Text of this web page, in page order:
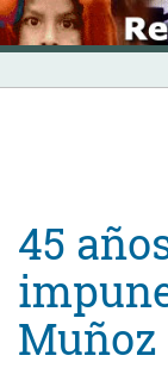
Skip
to
content
INICIO
45
Muñoz